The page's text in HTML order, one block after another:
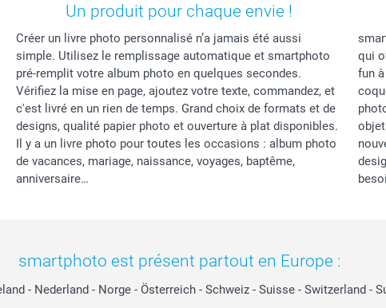
Un produit pour chaque envie !
Créer un livre photo personnalisé n’a jamais été aussi
simple. Utilisez le remplissage automatique et smartphoto
pré-remplit votre album photo en quelques secondes.
Vérifiez la mise en page, ajoutez votre texte, commandez, et
c'est livré en un rien de temps. Grand choix de formats et de
designs, qualité papier photo et ouverture à plat disponibles.
Il y a un livre photo pour toutes les occasions : album photo
de vacances, mariage, naissance, voyages, baptême,
anniversaire…
qui
fun
smartphoto est présent partout en Europe :
- Nederland - Norge - Österreich - Schweiz - Suisse - Switzerland -